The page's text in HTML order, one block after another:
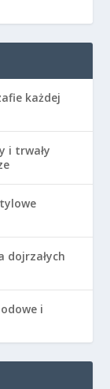
każdej
i trwały
dojrzałych
i